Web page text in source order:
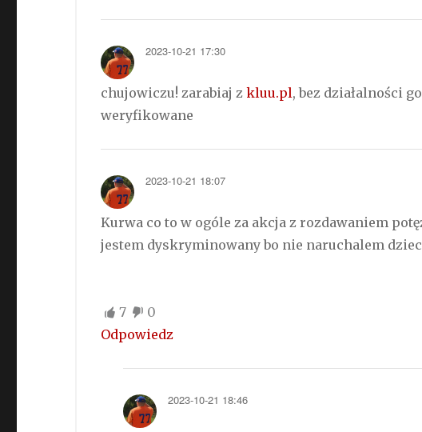
2023-10-21 17:30
chujowiczu! zarabiaj zkluu.pl, bez działalności
weryfikowane
2023-10-21 18:07
Kurwa co to w ogóle za akcja z rozdawaniem
jestem dyskryminowany bo nie naruchalem
7
0
Odpowiedz
2023-10-21 18:46